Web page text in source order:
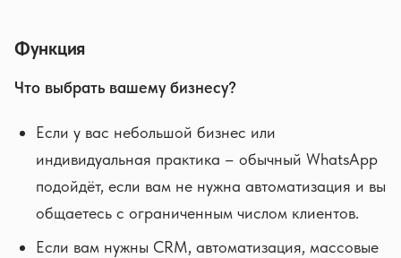
Функция
Что выбрать вашему бизнесу?
Если у вас небольшой бизнес или
индивидуальная практика – обычный WhatsApp
подойдёт, если вам не нужна автоматизация и вы
общаетесь с ограниченным числом клиентов.
Если вам нужны CRM, автоматизация, массовые